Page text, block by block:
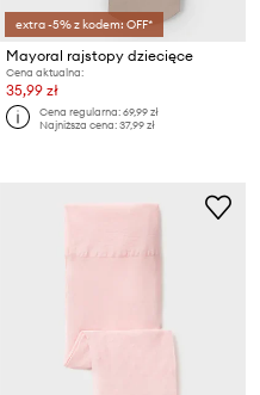
extra -5% z kodem: OFF*
Mayoral rajstopy dziecięce
Cena aktualna:
35,99 zł
Cena regularna:69,99 zł
Najniższa cena:37,99 zł